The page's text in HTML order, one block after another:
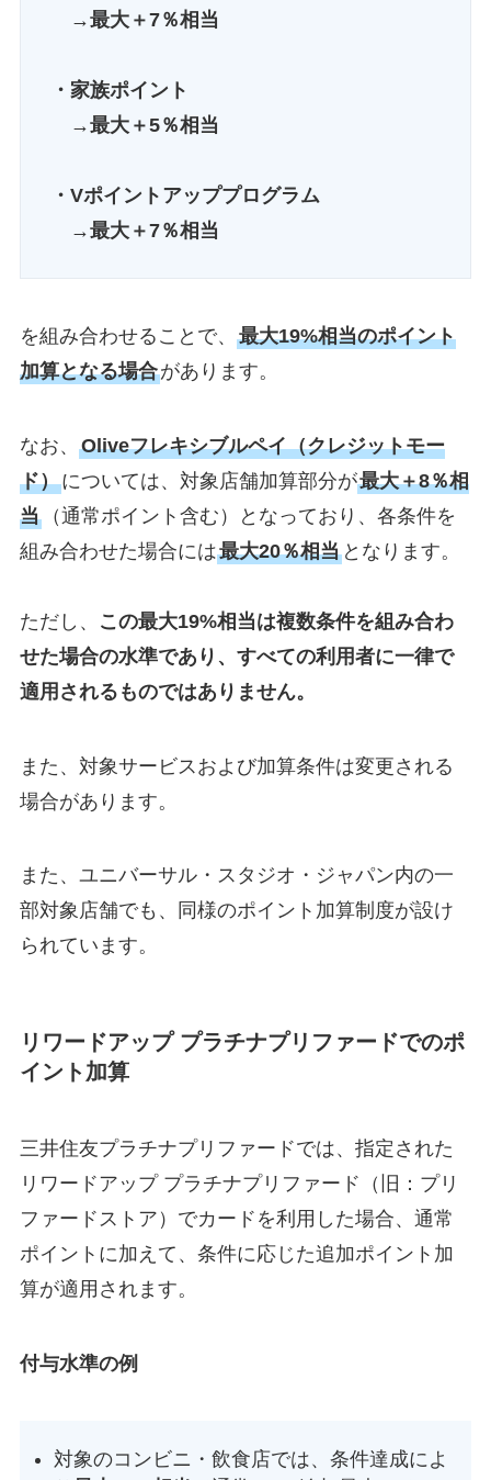
→最大＋7％相当
・家族ポイント
→最大＋5％相当
・Vポイントアッププログラム
→最大＋7％相当
を組み合わせることで、 最大19%相当のポイント
加算となる場合があります。
なお、 Oliveフレキシブルペイ（クレジットモー
ド）については、対象店舗加算部分が最大＋8％相
当（通常ポイント含む）となっており、各条件を
組み合わせた場合には最大20％相当となります。
ただし、
この最大19%相当は複数条件を組み合わ
せた場合の水準であり、すべての利用者に一律で
適用されるものではありません。
また、対象サービスおよび加算条件は変更される
場合があります。
また、ユニバーサル・スタジオ・ジャパン内の一
部対象店舗でも、同様のポイント加算制度が設け
られています。
リワードアップ プラチナプリファードでのポ
イント加算
三井住友プラチナプリファードでは、指定された
リワードアップ プラチナプリファード（旧：プリ
ファードストア）でカードを利用した場合、通常
ポイントに加えて、条件に応じた追加ポイント加
算が適用されます。
付与水準の例
対象のコンビニ・飲食店では、条件達成によ